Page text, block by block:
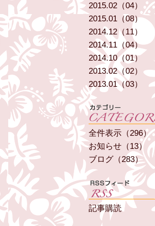
2015.02（04）
2015.01（08）
2014.12（11）
2014.11（04）
2014.10（01）
2013.02（02）
2013.01（03）
全件表示（296）
お知らせ（13）
ブログ（283）
記事購読